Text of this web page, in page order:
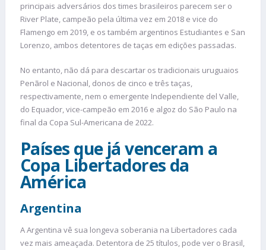
principais adversários dos times brasileiros parecem ser o
River Plate, campeão pela última vez em 2018 e vice do
Flamengo em 2019, e os também argentinos Estudiantes e San
Lorenzo, ambos detentores de taças em edições passadas.
No entanto, não dá para descartar os tradicionais uruguaios
Penãrol e Nacional, donos de cinco e três taças,
respectivamente, nem o emergente Independiente del Valle,
do Equador, vice-campeão em 2016 e algoz do São Paulo na
final da Copa Sul-Americana de 2022.
Países que já venceram a
Copa Libertadores da
América
Argentina
A Argentina vê sua longeva soberania na Libertadores cada
vez mais ameaçada. Detentora de 25 títulos, pode ver o Brasil,